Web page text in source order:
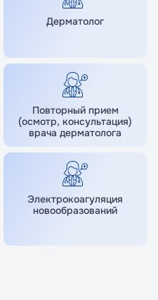
Дерматолог
Повторный прием
(осмотр, консультация)
врача дерматолога
Электрокоагуляция
новообразований